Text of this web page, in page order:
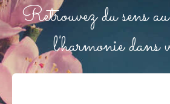
Retrouvez du sens
l'harmonie dans